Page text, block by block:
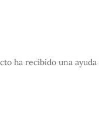
ha recibido una